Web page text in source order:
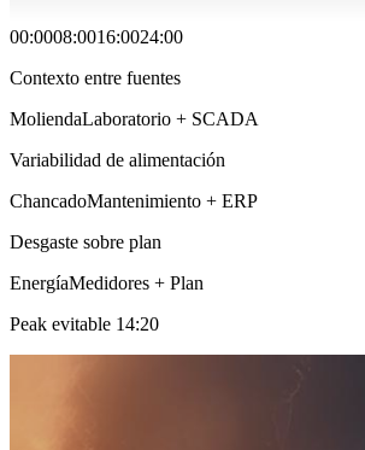
00:0008:0016:0024:00
Contexto entre fuentes
MoliendaLaboratorio + SCADA
Variabilidad de alimentación
ChancadoMantenimiento + ERP
Desgaste sobre plan
EnergíaMedidores + Plan
Peak evitable 14:20